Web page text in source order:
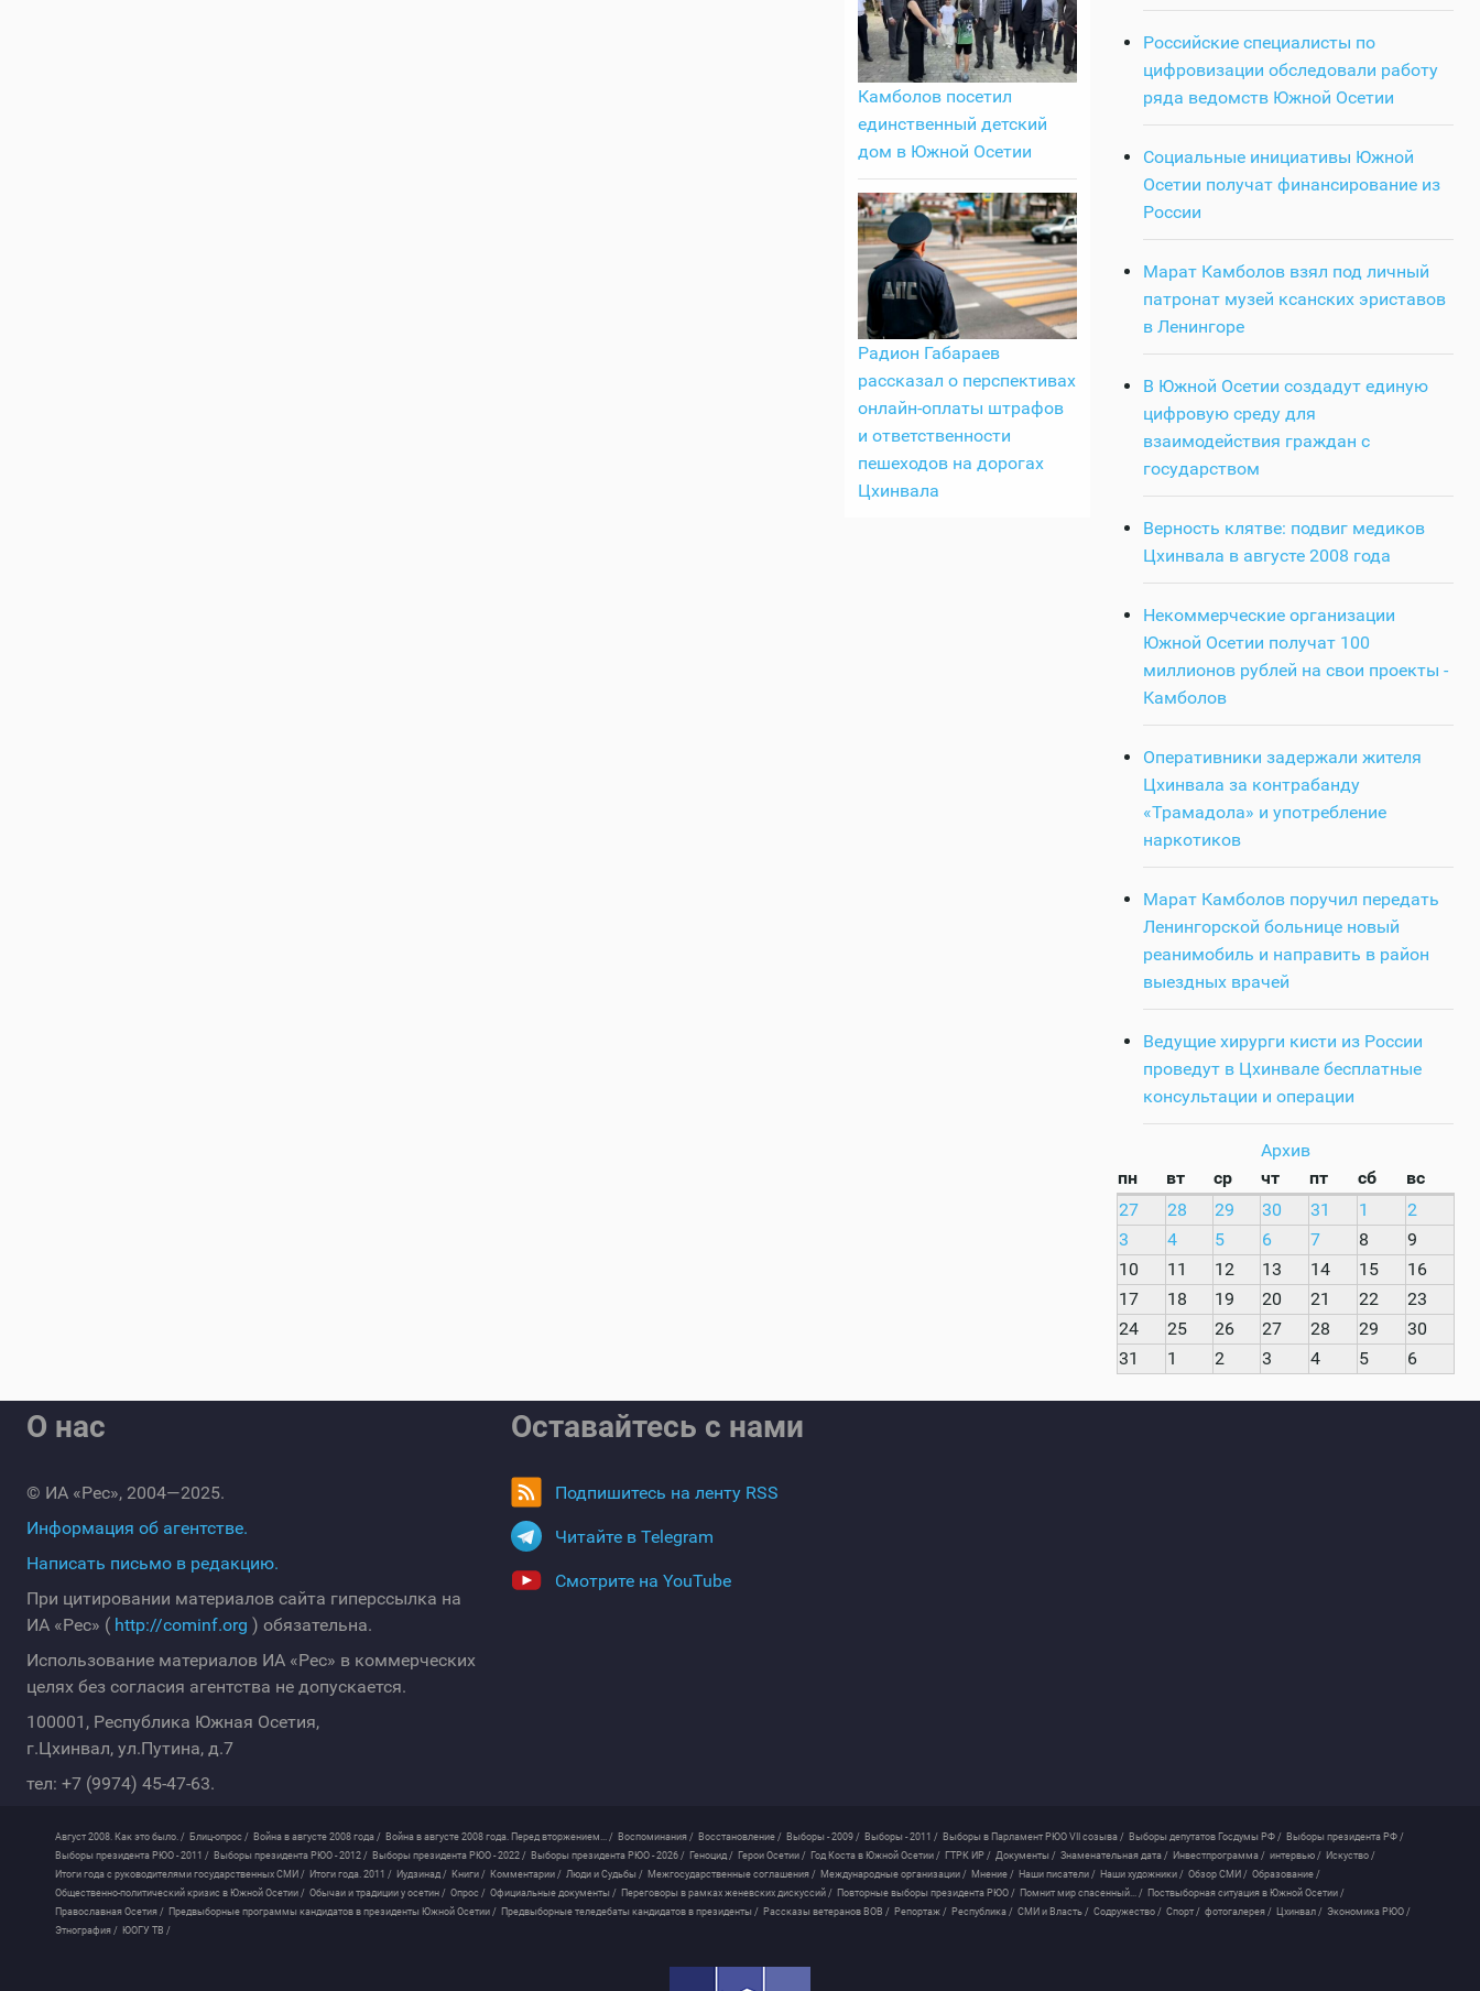
Камболов посетил
единственный детский
дом в Южной Осетии
Радион Габараев
рассказал о перспективах
онлайн-оплаты штрафов
и ответственности
пешеходов на дорогах
Цхинвала
Российские специалисты по
цифровизации обследовали работу
ряда ведомств Южной Осетии
Социальные инициативы Южной
Осетии получат финансирование из
России
Марат Камболов взял под личный
патронат музей ксанских эриставов
в Ленингоре
В Южной Осетии создадут единую
цифровую среду для
взаимодействия граждан с
государством
Верность клятве: подвиг медиков
Цхинвала в августе 2008 года
Некоммерческие организации
Южной Осетии получат 100
миллионов рублей на свои проекты -
Камболов
Оперативники задержали жителя
Цхинвала за контрабанду
«Трамадола» и употребление
наркотиков
Марат Камболов поручил передать
Ленингорской больнице новый
реанимобиль и направить в район
выездных врачей
Ведущие хирурги кисти из России
проведут в Цхинвале бесплатные
консультации и операции
Архив
пн
вт ср чт пт сб
вс
27
28 29 30 31 1
2
3
4 5 6 7 8
9
10
11 12 13 14 15
16
17
18 19 20 21 22
23
24
25 26 27 28 29
30
31
1 2 3 4 5 6
О нас
© ИА «Рес», 2004—2025.
Информация об агентстве.
Написать письмо в редакцию.
При цитировании материалов сайта гиперссылка на
ИА «Рес» ( http://cominf.org ) обязательна.
Использование материалов ИА «Рес» в коммерческих
целях без согласия агентства не допускается.
100001, Республика Южная Осетия,
г.Цхинвал, ул.Путина, д.7
тел: +7 (9974) 45-47-63.
Оставайтесь с нами
Подпишитесь на ленту RSS
Читайте в Telegram
Смотрите на YouTube
Август 2008. Как это было. / Блиц-опрос / Война в августе 2008 года / Война в августе 2008 года. Перед вторжением... / Воспоминания / Восстановление / Выборы - 2009 / Выборы - 2011 / Выборы в Парламент РЮО VII созыва / Выборы депутатов Госдумы РФ / Выборы президента РФ /
Выборы президента РЮО - 2011 / Выборы президента РЮО - 2012 / Выборы президента РЮО - 2022 / Выборы президента РЮО - 2026 / Геноцид / Герои Осетии / Год Коста в Южной Осетии / ГТРК ИР / Документы / Знаменательная дата / Инвестпрограмма / интервью / Искуство /
Итоги года с руководителями государственных СМИ / Итоги года. 2011 / Иудзинад / Книги / Комментарии / Люди и Судьбы / Межгосударственные соглашения / Международные организации / Мнение / Наши писатели / Наши художники / Обзор СМИ / Образование /
Общественно-политический кризис в Южной Осетии / Обычаи и традиции у осетин / Опрос / Официальные документы / Переговоры в рамках женевских дискуссий / Повторные выборы президента РЮО / Помнит мир спасенный... / Поствыборная ситуация в Южной Осетии /
Православная Осетия / Предвыборные программы кандидатов в президенты Южной Осетии / Предвыборные теледебаты кандидатов в президенты / Рассказы ветеранов ВОВ / Репортаж / Республика / СМИ и Власть / Содружество / Спорт / фотогалерея / Цхинвал / Экономика РЮО /
Этнография / ЮОГУ ТВ /